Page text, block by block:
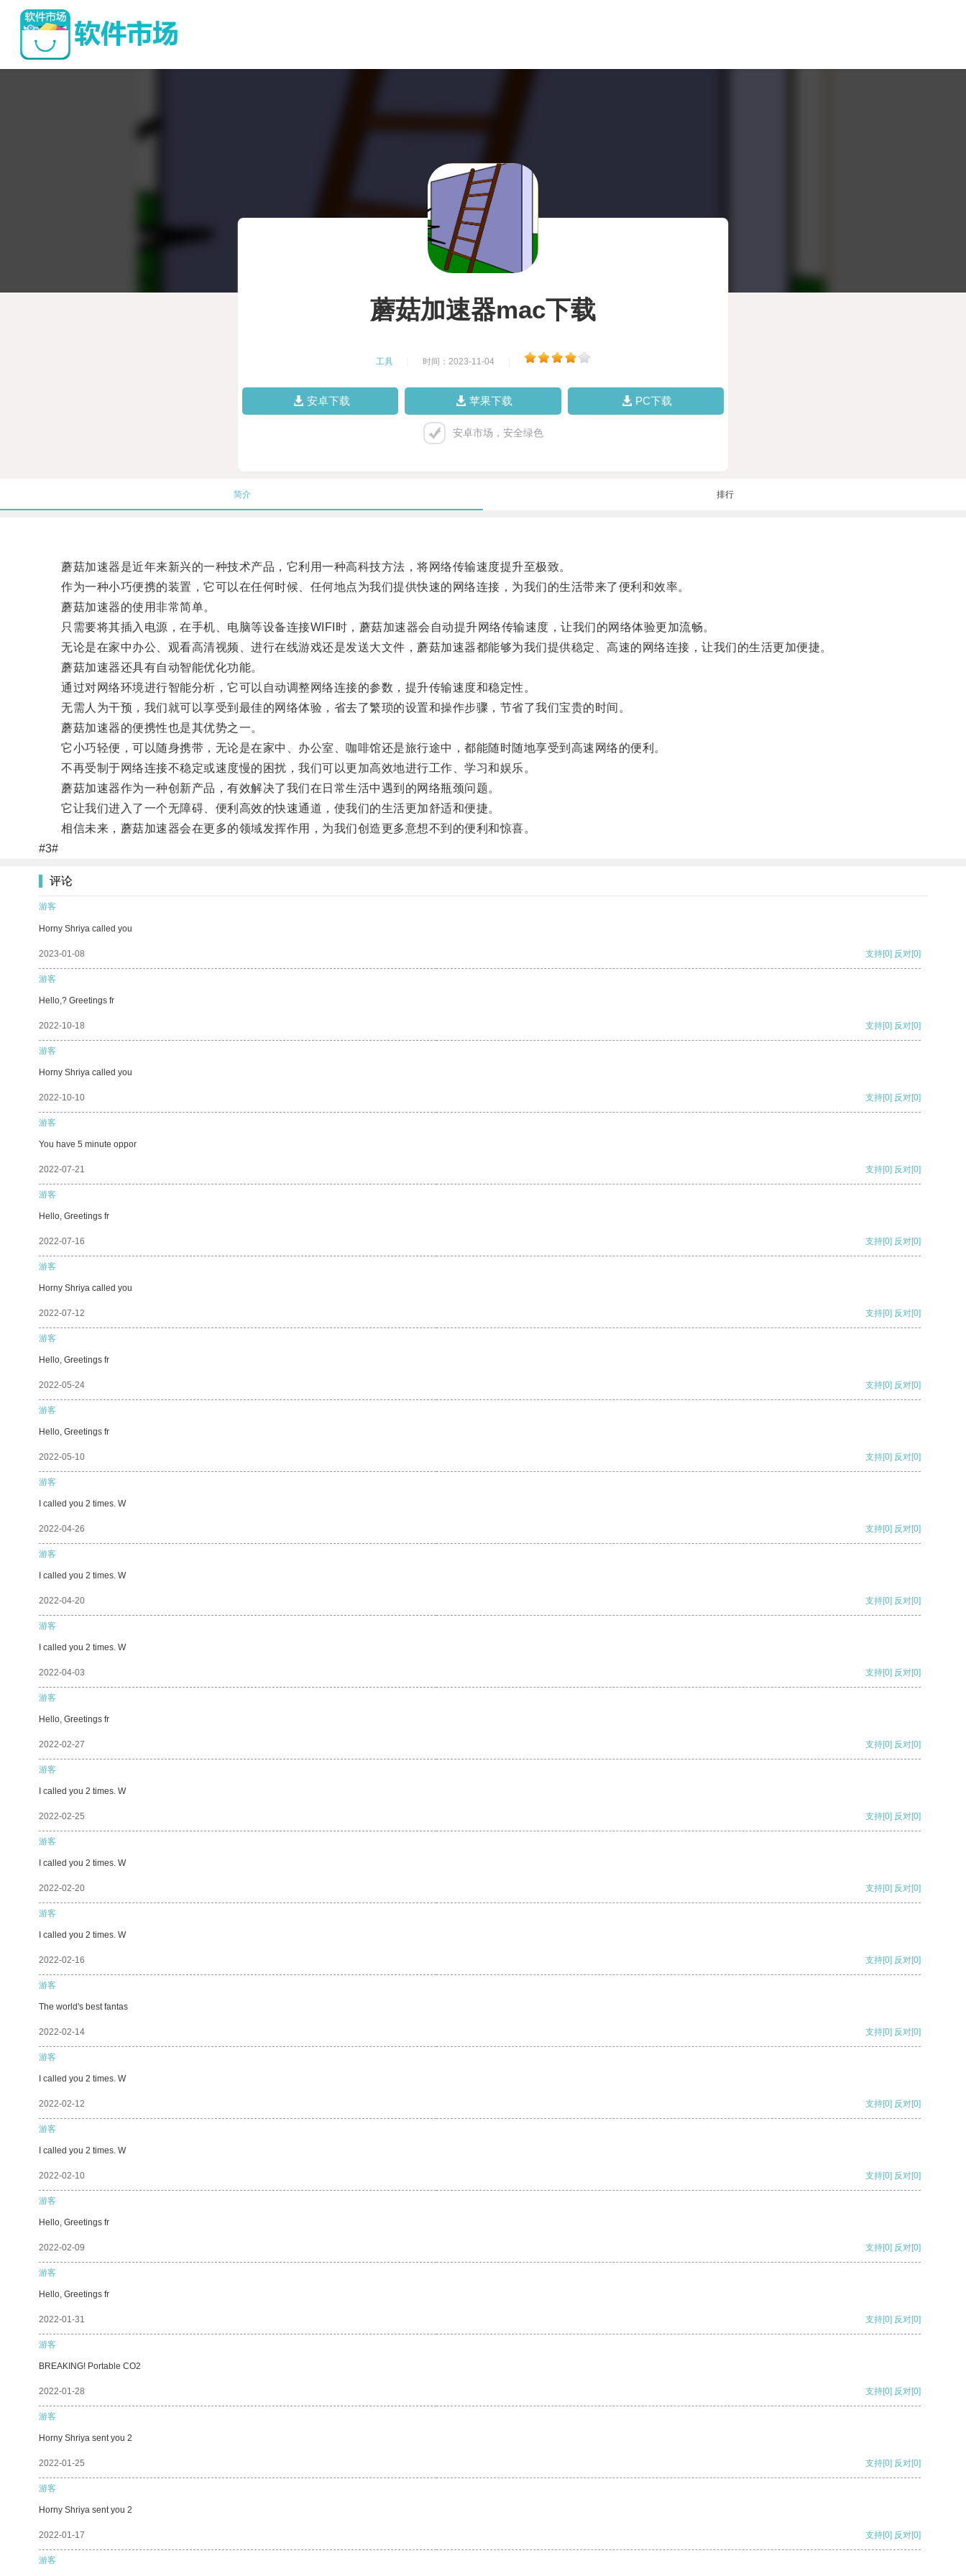
蘑菇加速器mac下载
工具 时间：2023-11-04
安卓下载 苹果下载 PC下载
安卓市场，安全绿色
简介 排行
蘑菇加速器是近年来新兴的一种技术产品，它利用一种高科技方法，将网络传输速度提升至极致。
作为一种小巧便携的装置，它可以在任何时候、任何地点为我们提供快速的网络连接，为我们的生活带来了便利和效率。
蘑菇加速器的使用非常简单。
只需要将其插入电源，在手机、电脑等设备连接WIFI时，蘑菇加速器会自动提升网络传输速度，让我们的网络体验更加流畅。
无论是在家中办公、观看高清视频、进行在线游戏还是发送大文件，蘑菇加速器都能够为我们提供稳定、高速的网络连接，让我们的生活更加便捷。
蘑菇加速器还具有自动智能优化功能。
通过对网络环境进行智能分析，它可以自动调整网络连接的参数，提升传输速度和稳定性。
无需人为干预，我们就可以享受到最佳的网络体验，省去了繁琐的设置和操作步骤，节省了我们宝贵的时间。
蘑菇加速器的便携性也是其优势之一。
它小巧轻便，可以随身携带，无论是在家中、办公室、咖啡馆还是旅行途中，都能随时随地享受到高速网络的便利。
不再受制于网络连接不稳定或速度慢的困扰，我们可以更加高效地进行工作、学习和娱乐。
蘑菇加速器作为一种创新产品，有效解决了我们在日常生活中遇到的网络瓶颈问题。
它让我们进入了一个无障碍、便利高效的快速通道，使我们的生活更加舒适和便捷。
相信未来，蘑菇加速器会在更多的领域发挥作用，为我们创造更多意想不到的便利和惊喜。
#3#
评论
游客
Horny Shriya called you
2023-01-08 支持[0] 反对[0]
游客
Hello,? Greetings fr
2022-10-18 支持[0] 反对[0]
游客
Horny Shriya called you
2022-10-10 支持[0] 反对[0]
游客
You have 5 minute oppor
2022-07-21 支持[0] 反对[0]
游客
Hello, Greetings fr
2022-07-16 支持[0] 反对[0]
游客
Horny Shriya called you
2022-07-12 支持[0] 反对[0]
游客
Hello, Greetings fr
2022-05-24 支持[0] 反对[0]
游客
Hello, Greetings fr
2022-05-10 支持[0] 反对[0]
游客
I called you 2 times. W
2022-04-26 支持[0] 反对[0]
游客
I called you 2 times. W
2022-04-20 支持[0] 反对[0]
游客
I called you 2 times. W
2022-04-03 支持[0] 反对[0]
游客
Hello, Greetings fr
2022-02-27 支持[0] 反对[0]
游客
I called you 2 times. W
2022-02-25 支持[0] 反对[0]
游客
I called you 2 times. W
2022-02-20 支持[0] 反对[0]
游客
I called you 2 times. W
2022-02-16 支持[0] 反对[0]
游客
The world's best fantas
2022-02-14 支持[0] 反对[0]
游客
I called you 2 times. W
2022-02-12 支持[0] 反对[0]
游客
I called you 2 times. W
2022-02-10 支持[0] 反对[0]
游客
Hello, Greetings fr
2022-02-09 支持[0] 反对[0]
游客
Hello, Greetings fr
2022-01-31 支持[0] 反对[0]
游客
BREAKING! Portable CO2
2022-01-28 支持[0] 反对[0]
游客
Horny Shriya sent you 2
2022-01-25 支持[0] 反对[0]
游客
Horny Shriya sent you 2
2022-01-17 支持[0] 反对[0]
游客